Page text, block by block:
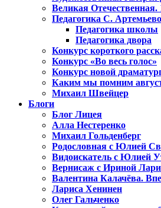
Великая
Педагогика С.
Педагогика школы
Педагогика двора
Конкурс короткого
Конкурс «Во весь голос»
Конкурс новой
Каким мы помним
Михаил Швейцер
Блоги
Блог Лицея
Алла Нестеренко
Михаил Гольденберг
Родословная с Юлией
Видоискатель с Юлией
Вернисаж с Ириной
Валентина Калачёва.
Лариса Хенинен
Олег Гальченко